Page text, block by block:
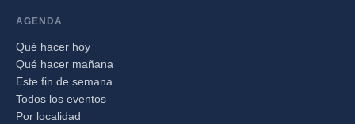
AGENDA
Qué hacer hoy
Qué hacer mañana
Este fin de semana
Todos los eventos
Por localidad